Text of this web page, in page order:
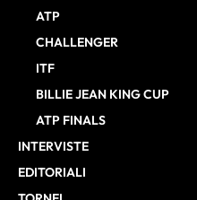
ATP
CHALLENGER
ITF
BILLIE JEAN KING CUP
ATP FINALS
INTERVISTE
EDITORIALI